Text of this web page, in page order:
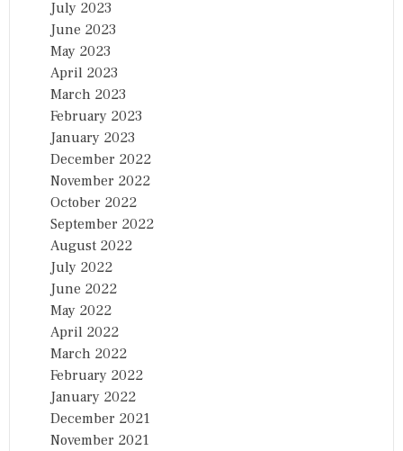
July 2023
June 2023
May 2023
April 2023
March 2023
February 2023
January 2023
December 2022
November 2022
October 2022
September 2022
August 2022
July 2022
June 2022
May 2022
April 2022
March 2022
February 2022
January 2022
December 2021
November 2021